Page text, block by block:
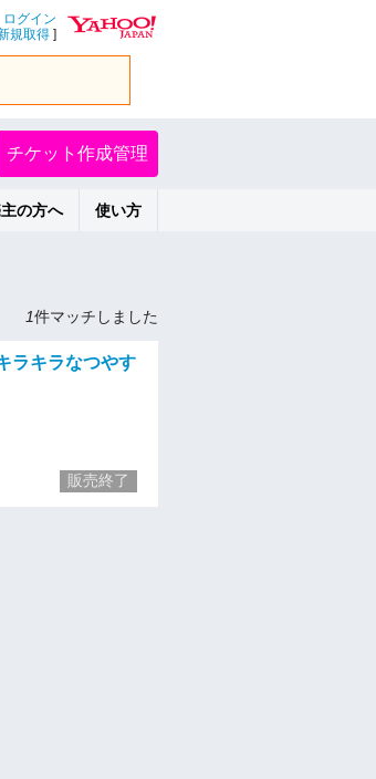
ログイン
規取得 ]
チケット作成管理
の方へ 使い方
1件マッチしました
ラキラなつやす
販売終了